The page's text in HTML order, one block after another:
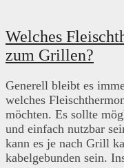
Welches
zum Grillen?
Generell bleibt es
welches
möchten. Es sollte
und einfach nutzbar
kann es je nach Grill
kabelgebunden sein.